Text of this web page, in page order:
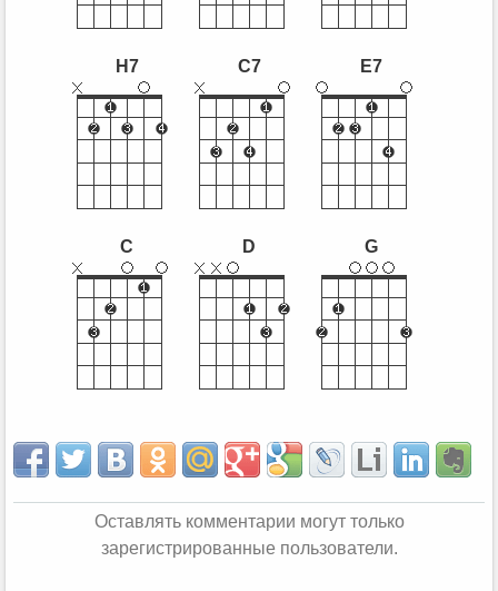
H7 C7 E7
C D G
Оставлять комментарии могут только
зарегистрированные пользователи.